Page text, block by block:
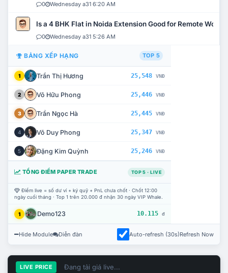
0 Wednesday a31 6:20 AM
Is a 4 BHK Flat in Noida Extension Good for Remote Work?
0 Wednesday a31 5:26 AM
BẢNG XẾP HẠNG TOP 5
1 Trần Thị Hương 25,548 VNĐ
2 Võ Hữu Phong 25,446 VNĐ
3 Trần Ngọc Hà 25,445 VNĐ
4 Võ Duy Phong 25,347 VNĐ
5 Đặng Kim Quỳnh 25,246 VNĐ
TỔNG ĐIỂM PAPER TRADE TOP 5 · LIVE
Điểm live = số dư ví + ký quỹ + PnL chưa chốt · Chốt 12:00
ngày cuối tháng · Top 1 trên 20.000 đ nhận 30 ngày VIP Whale.
1 Demo123 10.115 đ
Hide Module Diễn đàn Auto-refresh (30s)Refresh Now
LIVE PRICE Đang tải giá live...